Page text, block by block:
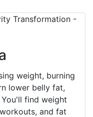
weight, burning
lower belly fat,
find weight
and fat